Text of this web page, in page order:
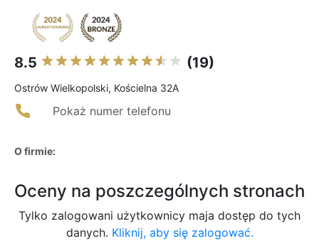
8.5 (19)
Ostrów Wielkopolski, Kościelna 32A
Pokaż numer telefonu
O firmie:
Oceny na poszczególnych stronach
Tylko zalogowani użytkownicy maja dostęp do tych
danych. Kliknij, aby się zalogować.